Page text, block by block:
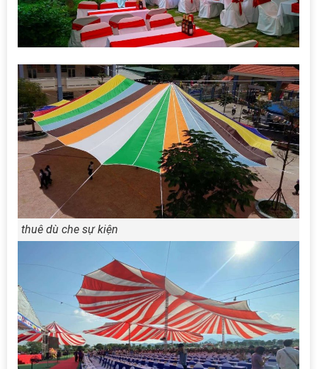
thuê dù che sự kiện